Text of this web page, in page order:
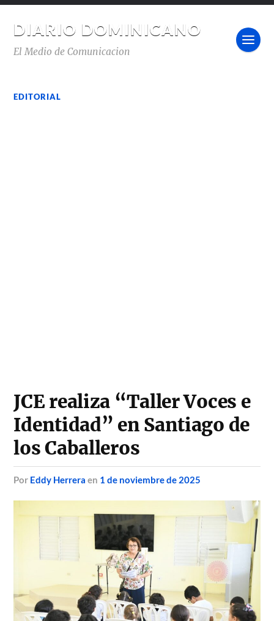
DIARIO DOMINICANO
El Medio de Comunicacion
EDITORIAL
JCE realiza “Taller Voces e
Identidad” en Santiago de
los Caballeros
por Eddy Herrera en 1 de noviembre de 2025